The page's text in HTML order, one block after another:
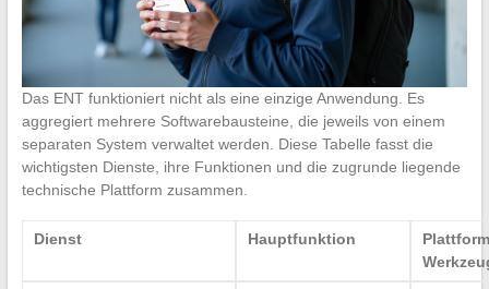
Das ENT funktioniert nicht als eine einzige Anwendung. Es
aggregiert mehrere Softwarebausteine, die jeweils von einem
separaten System verwaltet werden. Diese Tabelle fasst die
wichtigsten Dienste, ihre Funktionen und die zugrunde liegende
technische Plattform zusammen.
Dienst Hauptfunktion